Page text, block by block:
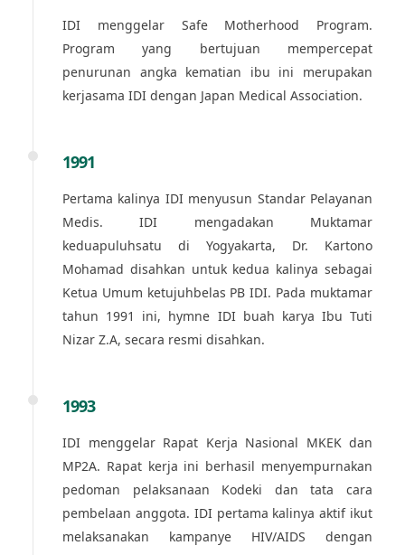
IDI menggelar Safe Motherhood Program.
Program yang bertujuan mempercepat
penurunan angka kematian ibu ini merupakan
kerjasama IDI dengan Japan Medical Association.
1991
Pertama kalinya IDI menyusun Standar Pelayanan
Medis. IDI mengadakan Muktamar
keduapuluhsatu di Yogyakarta, Dr. Kartono
Mohamad disahkan untuk kedua kalinya sebagai
Ketua Umum ketujuhbelas PB IDI. Pada muktamar
tahun 1991 ini, hymne IDI buah karya Ibu Tuti
Nizar Z.A, secara resmi disahkan.
1993
IDI menggelar Rapat Kerja Nasional MKEK dan
MP2A. Rapat kerja ini berhasil menyempurnakan
pedoman pelaksanaan Kodeki dan tata cara
pembelaan anggota. IDI pertama kalinya aktif ikut
melaksanakan kampanye HIV/AIDS dengan